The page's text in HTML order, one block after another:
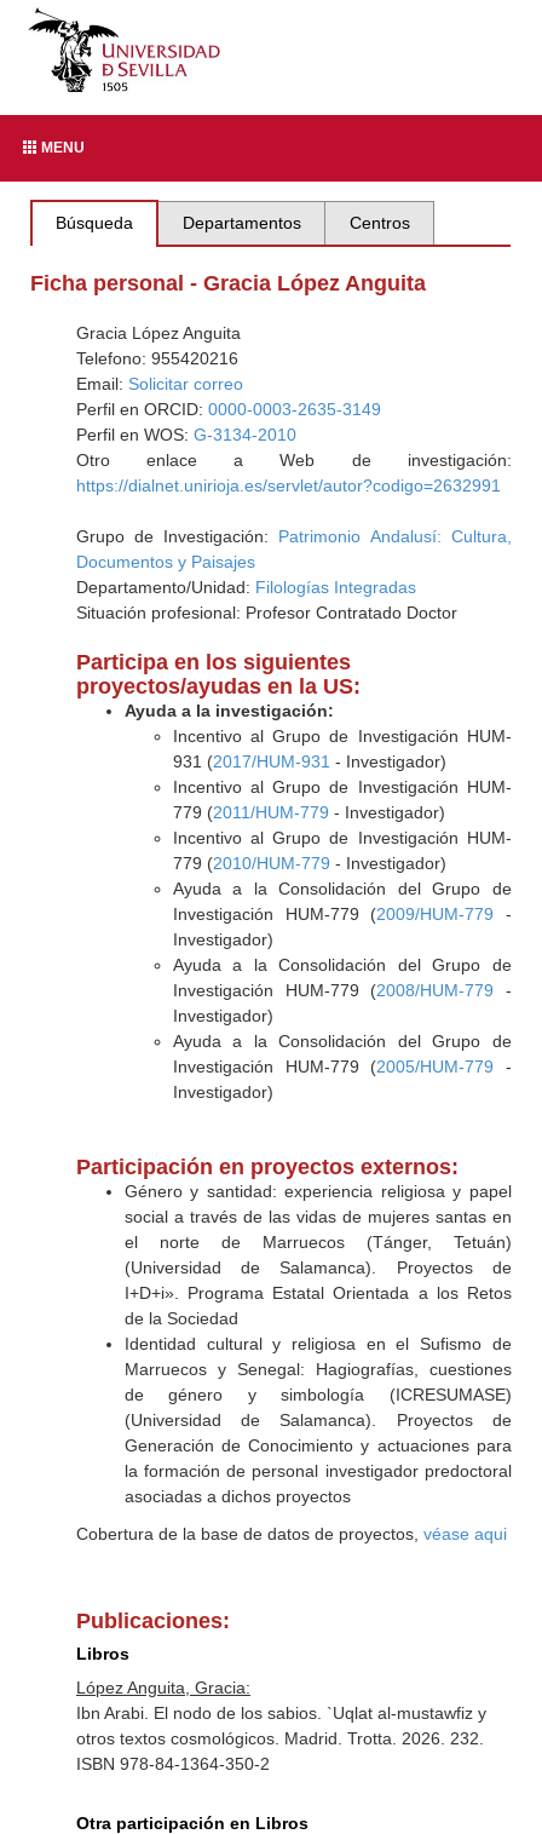
MENU
Búsqueda Departamentos Centros
Ficha personal - Gracia López Anguita
Gracia López Anguita
Telefono: 955420216
Email: Solicitar correo
Perfil en ORCID: 0000-0003-2635-3149
Perfil en WOS: G-3134-2010
Otro enlace a Web de investigación:
https://dialnet.unirioja.es/servlet/autor?codigo=2632991
Grupo de Investigación: Patrimonio Andalusí: Cultura,
Documentos y Paisajes
Departamento/Unidad: Filologías Integradas
Situación profesional: Profesor Contratado Doctor
Participa en los siguientes
proyectos/ayudas en la US:
Ayuda a la investigación:
Incentivo al Grupo de Investigación HUM-
931 (2017/HUM-931 - Investigador)
Incentivo al Grupo de Investigación HUM-
779 (2011/HUM-779 - Investigador)
Incentivo al Grupo de Investigación HUM-
779 (2010/HUM-779 - Investigador)
Ayuda a la Consolidación del Grupo de
Investigación HUM-779 (2009/HUM-779 -
Investigador)
Ayuda a la Consolidación del Grupo de
Investigación HUM-779 (2008/HUM-779 -
Investigador)
Ayuda a la Consolidación del Grupo de
Investigación HUM-779 (2005/HUM-779 -
Investigador)
Participación en proyectos externos:
Género y santidad: experiencia religiosa y papel
social a través de las vidas de mujeres santas en
el norte de Marruecos (Tánger, Tetuán)
(Universidad de Salamanca). Proyectos de
I+D+i». Programa Estatal Orientada a los Retos
de la Sociedad
Identidad cultural y religiosa en el Sufismo de
Marruecos y Senegal: Hagiografías, cuestiones
de género y simbología (ICRESUMASE)
(Universidad de Salamanca). Proyectos de
Generación de Conocimiento y actuaciones para
la formación de personal investigador predoctoral
asociadas a dichos proyectos
Cobertura de la base de datos de proyectos, véase aqui
Publicaciones:
Libros
López Anguita, Gracia:
Ibn Arabi. El nodo de los sabios. `Uqlat al-mustawfiz y
otros textos cosmológicos. Madrid. Trotta. 2026. 232.
ISBN 978-84-1364-350-2
Otra participación en Libros